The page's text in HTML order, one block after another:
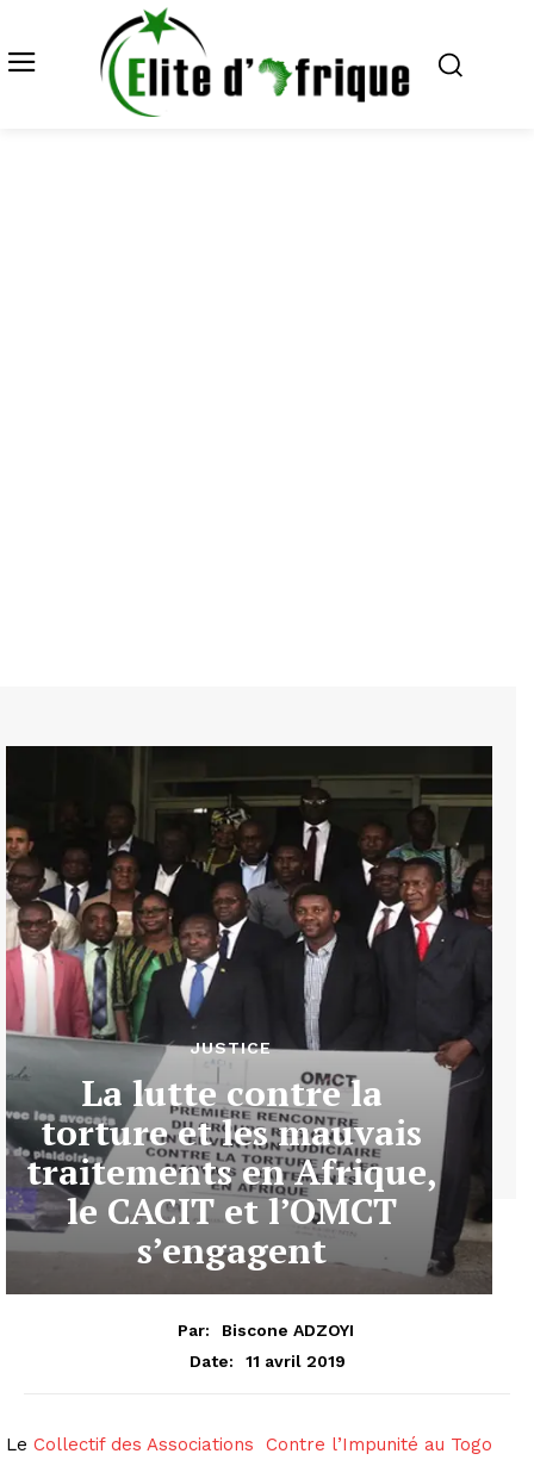
JUSTICE
La lutte contre la
torture et les mauvais
traitements en Afrique,
le CACIT et l’OMCT
s’engagent
Par:
Biscone ADZOYI
Date:
11 avril 2019
Le Collectif des Associations Contre l’Impunité au Togo